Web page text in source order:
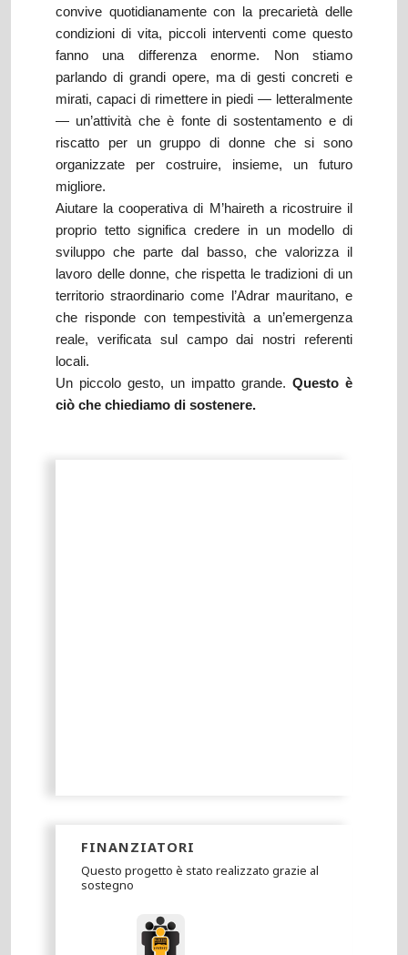
convive quotidianamente con la precarietà delle
condizioni di vita, piccoli interventi come questo
fanno una differenza enorme. Non stiamo
parlando di grandi opere, ma di gesti concreti e
mirati, capaci di rimettere in piedi — letteralmente
— un’attività che è fonte di sostentamento e di
riscatto per un gruppo di donne che si sono
organizzate per costruire, insieme, un futuro
migliore.
Aiutare la cooperativa di M’haireth a ricostruire il
proprio tetto significa credere in un modello di
sviluppo che parte dal basso, che valorizza il
lavoro delle donne, che rispetta le tradizioni di un
territorio straordinario come l’Adrar mauritano, e
che risponde con tempestività a un’emergenza
reale, verificata sul campo dai nostri referenti
locali.
Un piccolo gesto, un impatto grande. Questo è
ciò che chiediamo di sostenere.
FINANZIATORI
Questo progetto è stato realizzato grazie al
sostegno